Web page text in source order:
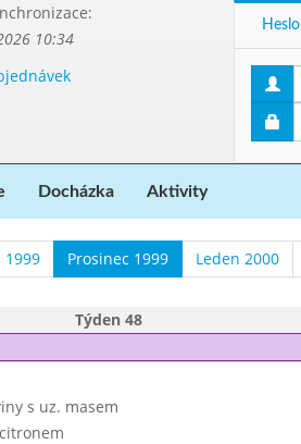
10:34
Heslo
Docházka Aktivity
1999 Prosinec 1999 Leden 2000
Týden 48
s uz. masem